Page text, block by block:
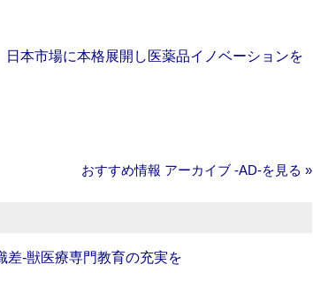
本市場に本格展開し医薬品イノベーションを
おすすめ情報 アーカイブ ‐AD‐を見る »
差‐獣医療専門教育の充実を